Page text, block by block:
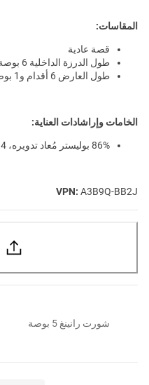
المقاسات:
قصة عادية
طول الدرزة الداخلية 6 بوصة بناءا على المقاس M
طول العارض 6 أقدام و1 بوصة / 185 سم ويرتدي مقاس M
الخامات وإراشادات العناية:
86% بوليستر مُعاد تدويره، 14% إيلاستان
VPN: A3B9Q-BB2J
شورت رانينغ 5 بوصة